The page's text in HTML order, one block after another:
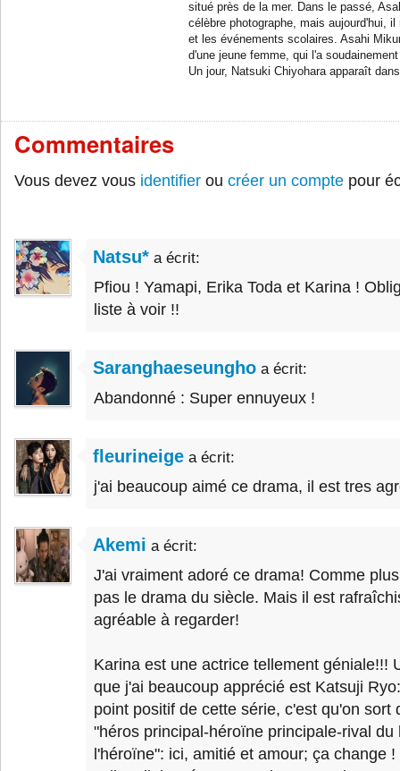
situé près de la mer. Dans le passé,
célèbre photographe, mais aujourd'hui,
et les événements scolaires. Asahi
d'une jeune femme, qui l'a
Un jour, Natsuki Chiyohara‎ apparaît
Commentaires
Vous devez vous identifier ou créer un compte pour
Natsu* a écrit:
Pfiou ! Yamapi, Erika Toda et Karina !
liste à voir !!
Saranghaeseungho a écrit:
Abandonné : Super ennuyeux !
fleurineige a écrit:
j'ai beaucoup aimé ce drama, il est tres
Akemi a écrit:
J'ai vraiment adoré ce drama! Comme
pas le drama du siècle. Mais il est
agréable à regarder!
Karina est une actrice tellement géniale!!!
que j'ai beaucoup apprécié est Katsuji
point positif de cette série, c'est qu'on sort
"héros principal-héroïne principale-rival du
l'héroïne": ici, amitié et amour; ça change